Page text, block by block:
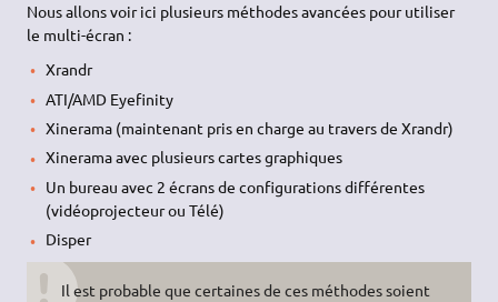
Nous allons voir ici plusieurs méthodes avancées pour utiliser
le multi-écran :
Xrandr
ATI/AMD Eyefinity
Xinerama (maintenant pris en charge au travers de Xrandr)
Xinerama avec plusieurs cartes graphiques
Un bureau avec 2 écrans de configurations différentes
(vidéoprojecteur ou Télé)
Disper
Il est probable que certaines de ces méthodes soient